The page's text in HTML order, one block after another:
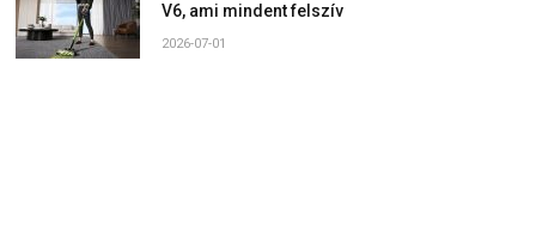
V6, ami mindent felszív
2026-07-01